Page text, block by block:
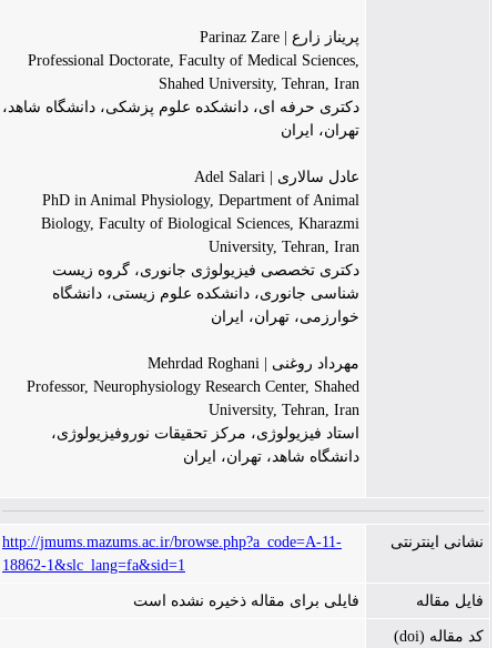
پریناز زارع | Parinaz Zare
Professional Doctorate, Faculty of Medical Sciences,
Shahed University, Tehran, Iran
دکتری حرفه ای، دانشکده علوم پزشکی، دانشگاه شاهد،
تهران، ایران
عادل سالاری | Adel Salari
PhD in Animal Physiology, Department of Animal
Biology, Faculty of Biological Sciences, Kharazmi
University, Tehran, Iran
دکتری تخصصی فیزیولوژی جانوری، گروه زیست
شناسی جانوری، دانشکده علوم زیستی، دانشگاه
خوارزمی، تهران، ایران
مهرداد روغنی | Mehrdad Roghani
Professor, Neurophysiology Research Center, Shahed
University, Tehran, Iran
استاد فیزیولوژی، مرکز تحقیقات نوروفیزیولوژی،
دانشگاه شاهد، تهران، ایران
نشانی اینترنتی
http://jmums.mazums.ac.ir/browse.php?a_code=A-11-
18862-1&slc_lang=fa&sid=1
فایل مقاله فایلی برای مقاله ذخیره نشده است
کد مقاله (doi)